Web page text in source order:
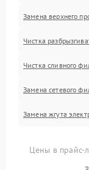
Замена верхнего
Чистка
Чистка сливного
Замена сетевого
Замена жгута
Цены в прайс-